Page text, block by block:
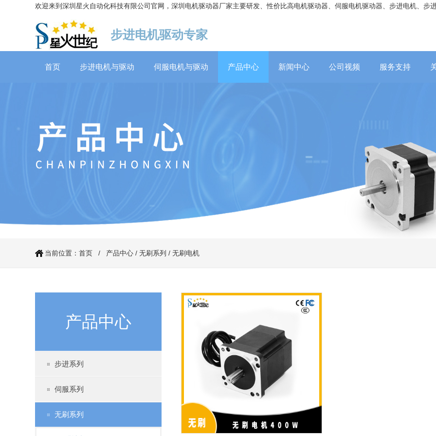
欢迎来到深圳星火自动化科技有限公司官网，深圳电机驱动器厂家主要研发、性价比高电机驱动器、伺服电机驱动器、步进电机、步
步进电机驱动专家
首页 步进电机与驱动 伺服电机与驱动 产品中心 新闻中心 公司视频 服务支持
当前位置： 首页 / 产品中心 / 无刷系列 / 无刷电机
产品中心
步进系列
伺服系列
无刷系列